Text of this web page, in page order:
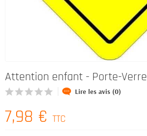
Attention enfant - Porte-Verre
Lire les avis (0)
7,98 € TTC